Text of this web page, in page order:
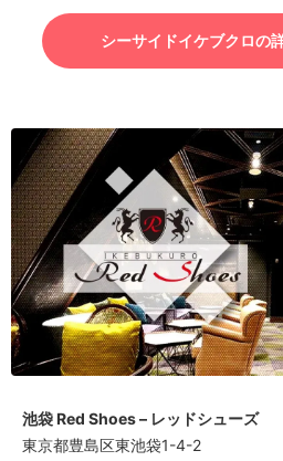
シーサイドイケブクロの
池袋 Red Shoes – レッドシューズ
東京都豊島区東池袋1-4-2